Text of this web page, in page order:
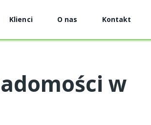
Klienci O nas Kontakt
w